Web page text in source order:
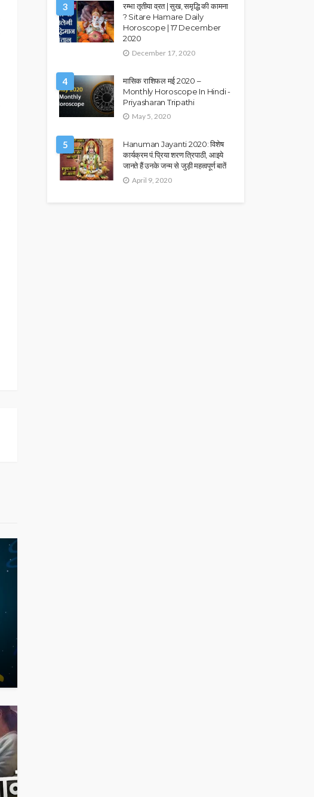
3
रम्भा तृतीया व्रत | सुख, समृद्धि की कामना
? Sitare Hamare Daily
Horoscope | 17 December
2020
December 17, 2020
4
मासिक राशिफल मई 2020 –
Monthly Horoscope In Hindi -
Priyasharan Tripathi
May 5, 2020
5
Hanuman Jayanti 2020: विशेष
कार्यक्रम पं.प्रिया शरण त्रिपाठी, आइये
जानते हैं उनके जन्म से जुड़ी महत्वपूर्ण बातें
April 9, 2020